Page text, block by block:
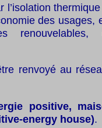
l’isolation
des usages,
renouvelables,
renvoyé au
positive,
energy house).